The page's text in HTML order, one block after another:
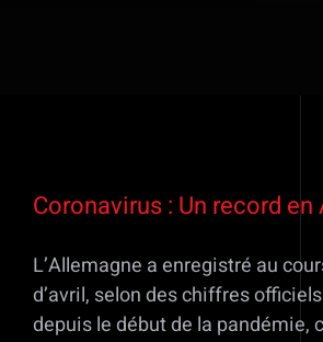
l'image
Coronavirus : Un record en
L’Allemagne a enregistré au
d’avril, selon des chiffres
depuis le début de la pandémie,